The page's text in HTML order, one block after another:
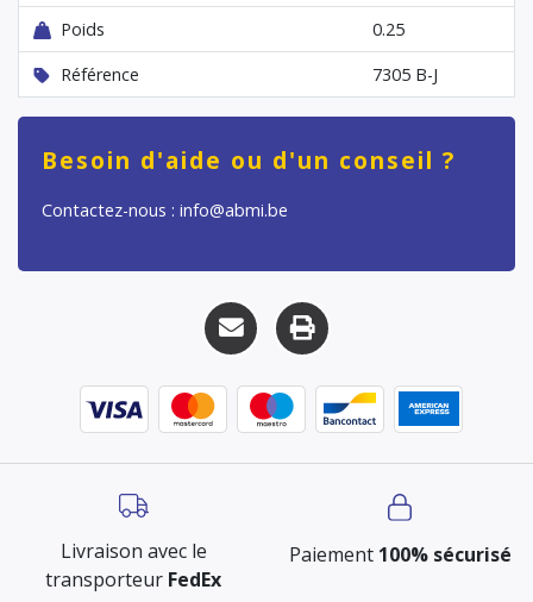
Poids
0.25
Référence
7305 B-J
Besoin d'aide ou d'un conseil ?
Contactez-nous : info@abmi.be
Livraison avec le
transporteur FedEx
Paiement 100% sécurisé